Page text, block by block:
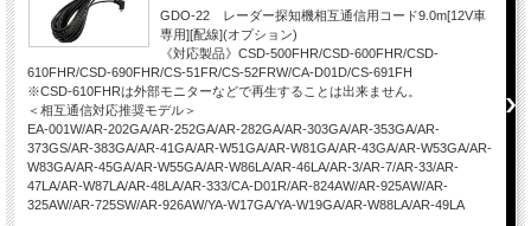
GDO-22 レーダー探知機相互通信用コード9.0m[12V車
専用][配線](オプション)
《対応製品》CSD-500FHR/CSD-600FHR/CSD-
610FHR/CSD-690FHR/CS-51FR/CS-52FRW/CA-D01D/CS-691FH
※CSD-610FHRは外部モニターなどで再生することは出来ません。
＜相互通信対応推奨モデル＞
EA-001W/AR-202GA/AR-252GA/AR-282GA/AR-303GA/AR-353GA/AR-
373GS/AR-383GA/AR-41GA/AR-W51GA/AR-W81GA/AR-43GA/AR-W53GA/AR-
W83GA/AR-45GA/AR-W55GA/AR-W86LA/AR-46LA/AR-3/AR-7/AR-33/AR-
47LA/AR-W87LA/AR-48LA/AR-333/CA-D01R/AR-824AW/AR-925AW/AR-
325AW/AR-725SW/AR-926AW/YA-W17GA/YA-W19GA/AR-W88LA/AR-49LA